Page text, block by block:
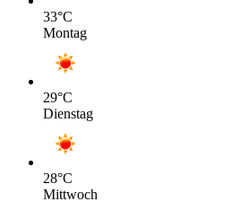
33°C
Montag
29°C
Dienstag
28°C
Mittwoch